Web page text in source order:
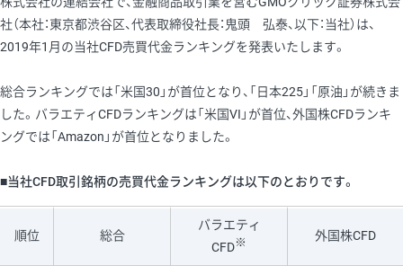
社（本社：東京都渋谷区、代表取締役社長：鬼頭 弘泰、以下：当社）は、
2019年1月の当社CFD売買代金ランキングを発表いたします。
総合ランキングでは「米国30」が首位となり、「日本225」「原油」が続きま
した。バラエティCFDランキングは「米国VI」が首位、外国株CFDランキ
ングでは「Amazon」が首位となりました。
■当社CFD取引銘柄の売買代金ランキングは以下のとおりです。
順位 総合
バラエティ
CFD※ 外国株CFD